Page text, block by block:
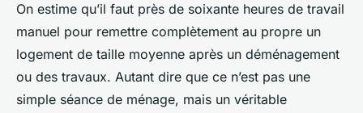
On estime qu’il faut près de soixante heures de travail
manuel pour remettre complètement au propre un
logement de taille moyenne après un déménagement
ou des travaux. Autant dire que ce n’est pas une
simple séance de ménage, mais un véritable